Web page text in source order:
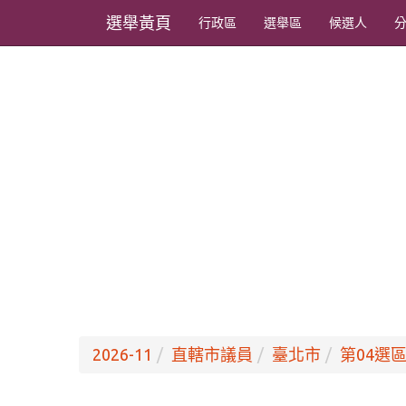
選舉黃頁 行政區 選舉區 候選人
2026-11 直轄市議員 臺北市 第04選